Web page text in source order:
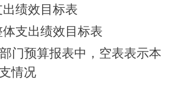
绩效目标表
支出绩效目标表
门预算报表中，空表表示本
情况